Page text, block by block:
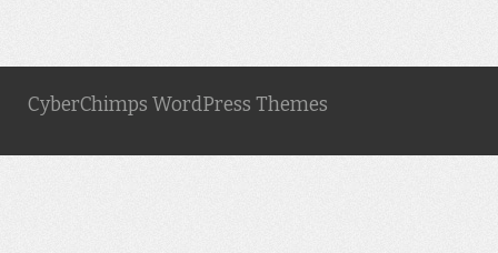
CyberChimps WordPress Themes